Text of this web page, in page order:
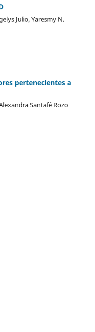
Julio, Yaresmy N.
pertenecientes a
Santafé Rozo